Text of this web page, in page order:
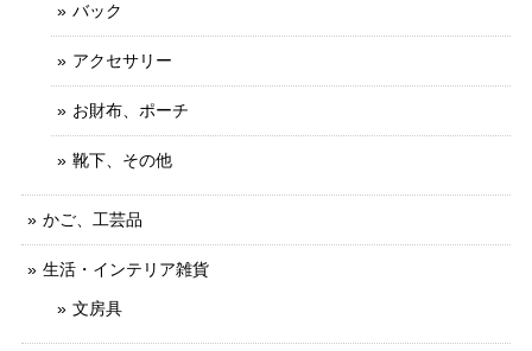
バック
アクセサリー
お財布、ポーチ
靴下、その他
かご、工芸品
生活・インテリア雑貨
文房具